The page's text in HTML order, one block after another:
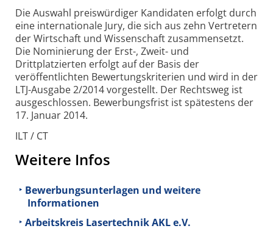
Die Auswahl preiswürdiger Kandidaten erfolgt durch
eine internationale Jury, die sich aus zehn Vertretern
der Wirtschaft und Wissenschaft zusammensetzt.
Die Nominierung der Erst-, Zweit- und
Drittplatzierten erfolgt auf der Basis der
veröffentlichten Bewertungskriterien und wird in der
LTJ-Ausgabe 2/2014 vorgestellt. Der Rechtsweg ist
ausgeschlossen. Bewerbungsfrist ist spätestens der
17. Januar 2014.
ILT / CT
Weitere Infos
Bewerbungsunterlagen und weitere
Informationen
Arbeitskreis Lasertechnik AKL e.V.